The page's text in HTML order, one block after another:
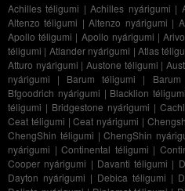
Achilles téligumi |Achilles nyárigumi |
Altenzo téligumi |Altenzo nyárigumi |
Apollo téligumi | Apollo nyárigumi |
téligumi | Atlander nyárigumi | Atlas
Atturo nyárigumi |Austone téligumi |
nyárigumi | Barum téligumi |
Bfgoodrich nyárigumi | Blacklion téligumi
téligumi | Bridgestone nyárigumi |
Ceat téligumi |Ceat nyárigumi |
ChengShin téligumi |ChengShin
nyárigumi | Continental téligumi |
Cooper nyárigumi | Davanti téligumi |
Dayton nyárigumi | Debica téligumi |